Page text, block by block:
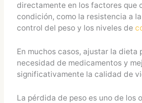
directamente en los factores que
condición, como la resistencia a
control del peso y los niveles de
En muchos casos, ajustar la dieta
necesidad de medicamentos y
significativamente la calidad de
La pérdida de peso es uno de los